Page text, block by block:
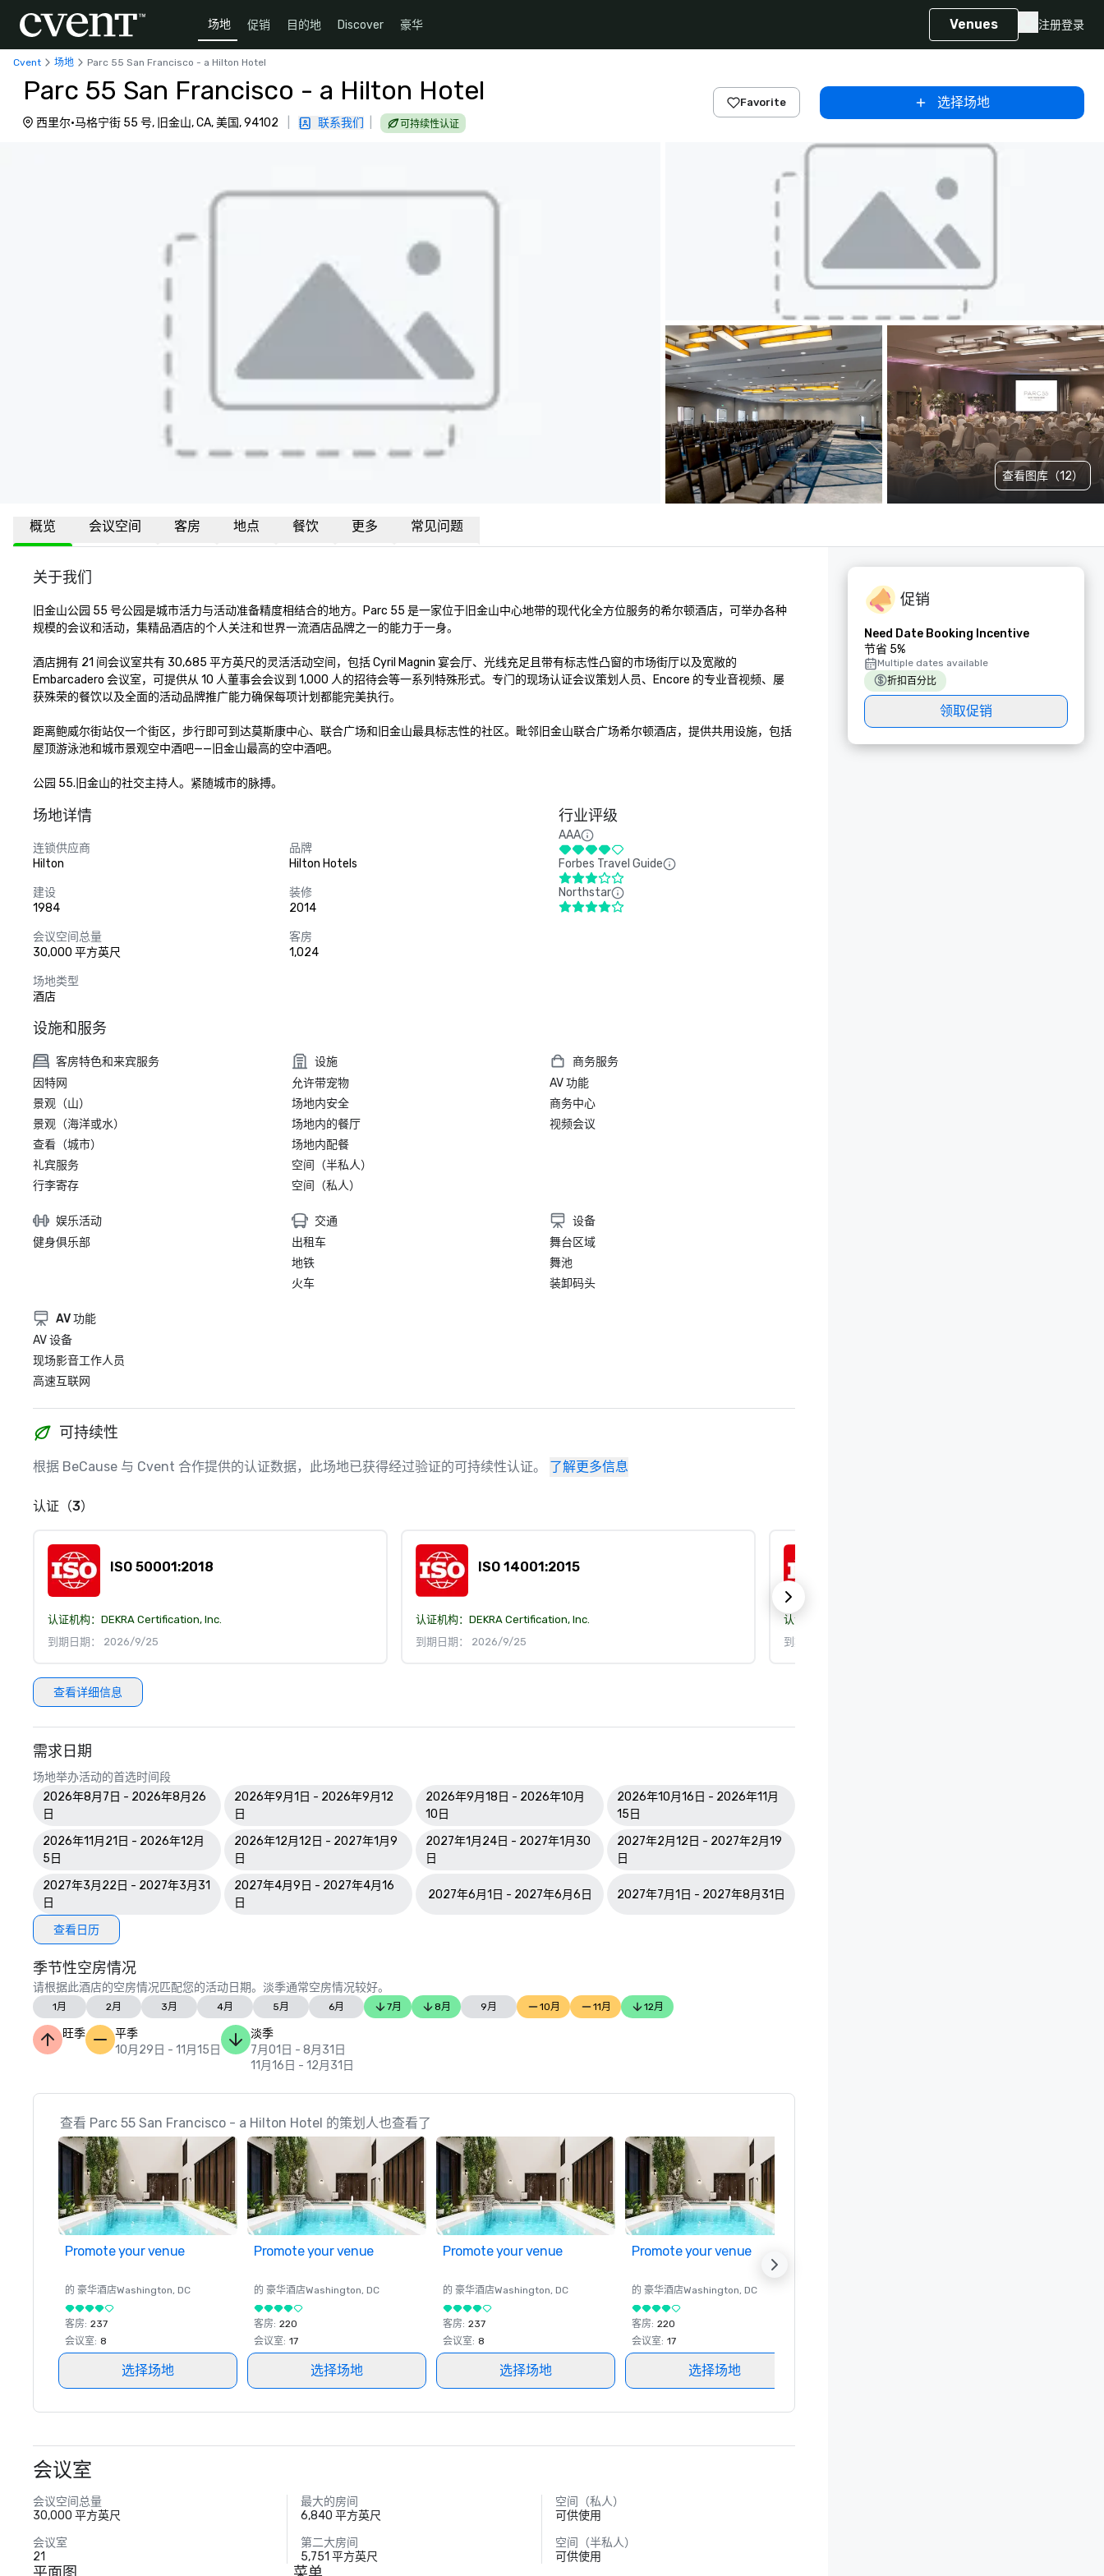
场地 促销 目的地 Discover 豪华 Venues 注册登录
Cvent 场地 Parc 55 San Francisco - a Hilton Hotel
Parc 55 San Francisco - a Hilton Hotel
西里尔·马格宁街 55 号, 旧金山, CA, 美国, 94102 联系我们 可持续性认证
Favorite 选择场地
查看图库（12）
概览 会议空间 客房 地点 餐饮 更多 常见问题
关于我们
旧金山公园 55 号公园是城市活力与活动准备精度相结合的地方。Parc 55 是一家位于旧金山中心地带的现代化全方位服务的希尔顿酒店，可举办各种
规模的会议和活动，集精品酒店的个人关注和世界一流酒店品牌之一的能力于一身。
酒店拥有 21 间会议室共有 30,685 平方英尺的灵活活动空间，包括 Cyril Magnin 宴会厅、光线充足且带有标志性凸窗的市场街厅以及宽敞的
Embarcadero 会议室，可提供从 10 人董事会会议到 1,000 人的招待会等一系列特殊形式。专门的现场认证会议策划人员、Encore 的专业音视频、屡
获殊荣的餐饮以及全面的活动品牌推广能力确保每项计划都能完美执行。
距离鲍威尔街站仅一个街区，步行即可到达莫斯康中心、联合广场和旧金山最具标志性的社区。毗邻旧金山联合广场希尔顿酒店，提供共用设施，包括
屋顶游泳池和城市景观空中酒吧——旧金山最高的空中酒吧。
公园 55.旧金山的社交主持人。紧随城市的脉搏。
场地详情
连锁供应商
Hilton
品牌
Hilton Hotels
建设
1984
装修
2014
会议空间总量
30,000 平方英尺
客房
1,024
场地类型
酒店
行业评级
AAA
Forbes Travel Guide
Northstar
设施和服务
客房特色和来宾服务
因特网
景观（山）
景观（海洋或水）
查看（城市）
礼宾服务
行李寄存
设施
允许带宠物
场地内安全
场地内的餐厅
场地内配餐
空间（半私人）
空间（私人）
商务服务
AV 功能
商务中心
视频会议
娱乐活动
健身俱乐部
交通
出租车
地铁
火车
设备
舞台区域
舞池
装卸码头
AV 功能
AV 设备
现场影音工作人员
高速互联网
可持续性
根据 BeCause 与 Cvent 合作提供的认证数据，此场地已获得经过验证的可持续性认证。 了解更多信息
认证（3）
ISO 50001:2018
认证机构： DEKRA Certification, Inc.
到期日期： 2026/9/25
ISO 14001:2015
认证机构： DEKRA Certification, Inc.
到期日期： 2026/9/25
认证机构：
到期日期： 2026/9/25
查看详细信息
需求日期
场地举办活动的首选时间段
2026年8月7日 - 2026年8月26
日
2026年9月1日 - 2026年9月12
日
2026年9月18日 - 2026年10月
10日
2026年10月16日 - 2026年11月
15日
2026年11月21日 - 2026年12月
5日
2026年12月12日 - 2027年1月9
日
2027年1月24日 - 2027年1月30
日
2027年2月12日 - 2027年2月19
日
2027年3月22日 - 2027年3月31
日
2027年4月9日 - 2027年4月16
日
2027年6月1日 - 2027年6月6日 2027年7月1日 - 2027年8月31日
查看日历
季节性空房情况
请根据此酒店的空房情况匹配您的活动日期。淡季通常空房情况较好。
1月 2月 3月 4月 5月 6月 7月 8月 9月 10月 11月 12月
旺季
平季
10月29日 - 11月15日
淡季
7月01日 - 8月31日
11月16日 - 12月31日
查看 Parc 55 San Francisco - a Hilton Hotel 的策划人也查看了
Promote your venue
的 豪华酒店Washington, DC
客房: 237
会议室: 8
选择场地
Promote your venue
的 豪华酒店Washington, DC
客房: 220
会议室: 17
选择场地
Promote your venue
的 豪华酒店Washington, DC
客房: 237
会议室: 8
选择场地
Promote your venue
的 豪华酒店Washington, DC
客房: 220
会议室: 17
选择场地
会议室
会议空间总量
30,000 平方英尺
最大的房间
6,840 平方英尺
空间（私人）
可供使用
会议室
21
第二大房间
5,751 平方英尺
空间（半私人）
可供使用
促销
Need Date Booking Incentive
节省 5%
Multiple dates available
折扣百分比
领取促销